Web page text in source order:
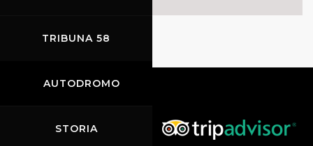
TRIBUNA 58
AUTODROMO
STORIA